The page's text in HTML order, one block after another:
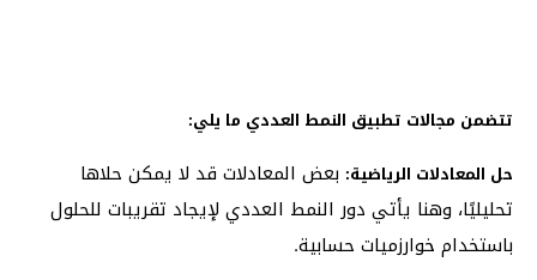
تتضمن مجالات تطبيق النمط العددي ما يلي:
حل المعادلات الرياضية: بعض المعادلات قد لا يمكن حلاها
تحليليًا، وهنا يأتي دور النمط العددي لإيجاد تقريبات للحلول
باستخدام خوارزميات حسابية.